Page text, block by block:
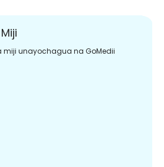
miji unayochagua na GoMedii